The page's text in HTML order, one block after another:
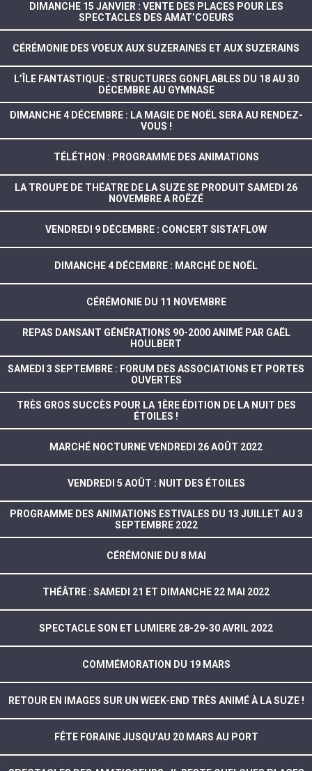
DIMANCHE 15 JANVIER : VENTE DES PLACES POUR LES
SPECTACLES DES AMAT’COEURS
CÉRÉMONIE DES VOEUX AUX SUZERAINES ET AUX SUZERAINS
L’ÎLE FANTASTIQUE : STRUCTURES GONFLABLES DU 18 AU 30
DÉCEMBRE AU GYMNASE
DIMANCHE 4 DÉCEMBRE : LA MAGIE DE NOËL SERA AU RENDEZ-
VOUS !
TÉLÉTHON : PROGRAMME DES ANIMATIONS
LA TROUPE DE THÉATRE DE LA SUZE SE PRODUIT SAMEDI 26
NOVEMBRE A ROËZÉ
VENDREDI 9 DÉCEMBRE : CONCERT SISTA’FLOW
DIMANCHE 4 DÉCEMBRE : MARCHÉ DE NOËL
CÉRÉMONIE DU 11 NOVEMBRE
REPAS DANSANT GÉNÉRATIONS 90-2000 ANIMÉ PAR GAËL
HOULBERT
SAMEDI 3 SEPTEMBRE : FORUM DES ASSOCIATIONS ET PORTES
OUVERTES
TRÈS GROS SUCCÈS POUR LA 1ÈRE ÉDITION DE LA NUIT DES
ÉTOILES !
MARCHÉ NOCTURNE VENDREDI 26 AOÛT 2022
VENDREDI 5 AOÛT : NUIT DES ÉTOILES
PROGRAMME DES ANIMATIONS ESTIVALES DU 13 JUILLET AU 3
SEPTEMBRE 2022
CÉRÉMONIE DU 8 MAI
THÉÂTRE : SAMEDI 21 ET DIMANCHE 22 MAI 2022
SPECTACLE SON ET LUMIERE 28-29-30 AVRIL 2022
COMMÉMORATION DU 19 MARS
RETOUR EN IMAGES SUR UN WEEK-END TRÈS ANIMÉ À LA SUZE !
FÊTE FORAINE JUSQU’AU 20 MARS AU PORT